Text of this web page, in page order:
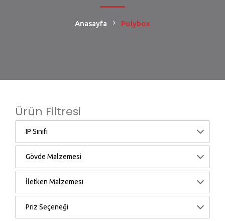
Anasayfa Polybox
Ürün Filtresi
IP Sınıfı
Gövde Malzemesi
İletken Malzemesi
Priz Seçeneği